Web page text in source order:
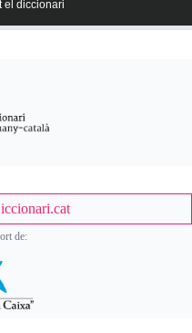
el diccionari
de: